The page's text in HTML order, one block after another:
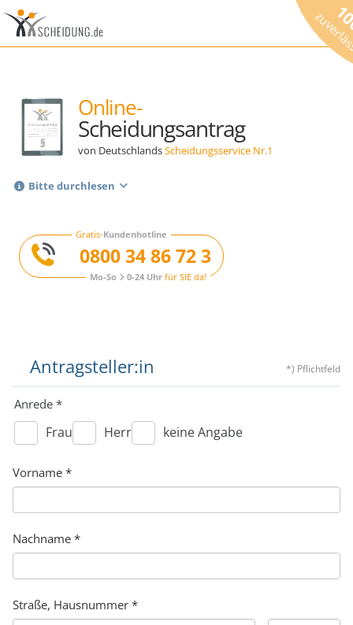
Online-
Scheidungsantrag
von DeutschlandsScheidungsservice Nr.1
Bitte durchlesen
Gratis-Kundenhotline
0800 34 86 72 3
Mo-So 0-24 Uhrfür SIE da!
Antragsteller:in *) Pflichtfeld
Anrede *
Frau Herr keine Angabe
Vorname *
Nachname *
Straße, Hausnummer *